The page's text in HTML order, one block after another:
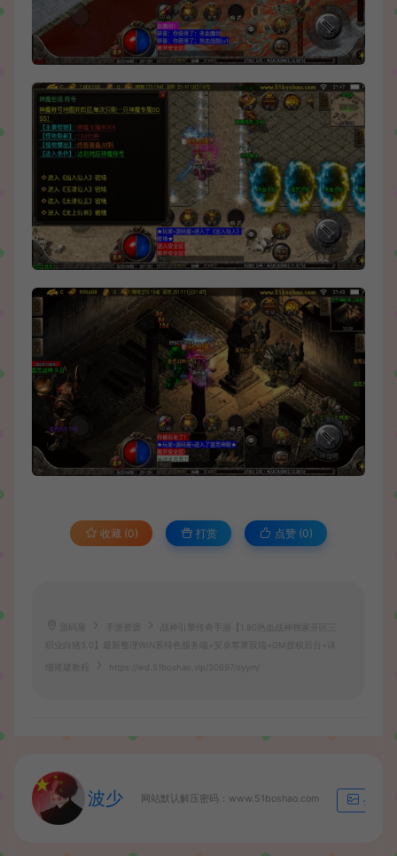
收藏 (0) 打赏 点赞 (0)
手游资源
战神引擎传奇手游【1.80热血战神独家开区三
职业白猪3.0】最新整理WIN系特色服务端+安卓苹果双端+GM授权后台+详
细搭建教程 https://wd.51boshao.vip/30697/syym/
波少 网站默认解压密码：www.51boshao.com 生成海